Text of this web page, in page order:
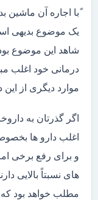
ًبا اجاره آن ماشین
یک موضوع بدیهی
شاهد این موضوع
درمانی خود اغلب
موارد دیگری از
اگر گذرتان به
اغلب دارو ها
و برای رفع برخی
های نسبتاً بالایی
مطلب خواهد بود که